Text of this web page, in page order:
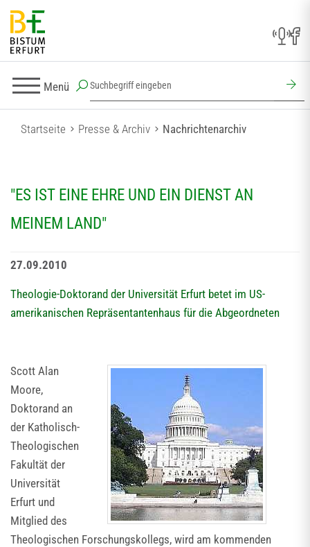
Menü
Startseite Presse & Archiv Nachrichtenarchiv
"ES IST EINE EHRE UND EIN DIENST AN
MEINEM LAND"
27.09.2010
Theologie-Doktorand der Universität Erfurt betet im US-
amerikanischen Repräsentantenhaus für die Abgeordneten
Scott Alan
Moore,
Doktorand an
der Katholisch-
Theologischen
Fakultät der
Universität
Erfurt und
Mitglied des
Theologischen Forschungskollegs, wird am kommenden